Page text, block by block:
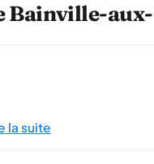
Bainville-
la suite